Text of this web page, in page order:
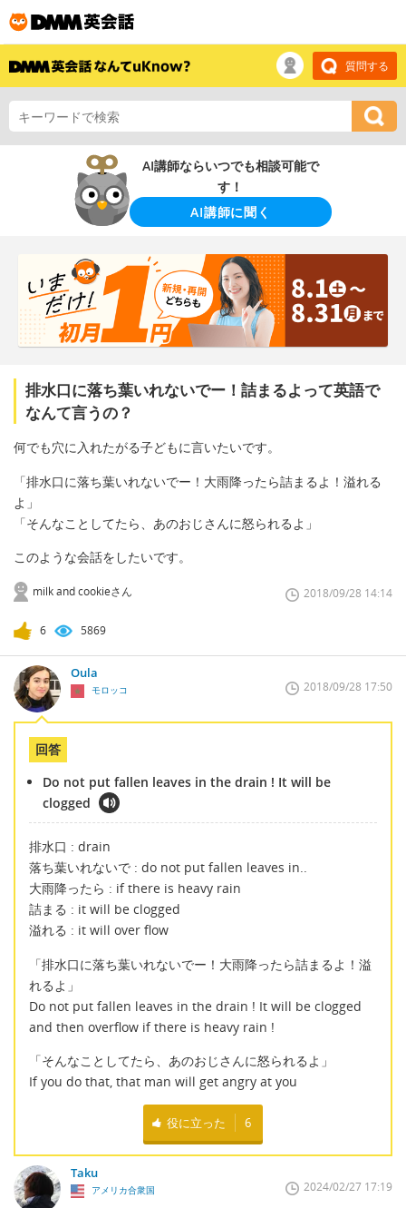
質問する
AI講師ならいつでも相談可能で
す！
AI講師に聞く
排水口に落ち葉いれないでー！詰まるよって英語で
なんて言うの？
何でも穴に入れたがる子どもに言いたいです。
「排水口に落ち葉いれないでー！大雨降ったら詰まるよ！溢れる
よ」
「そんなことしてたら、あのおじさんに怒られるよ」
このような会話をしたいです。
milk and cookieさん 2018/09/28 14:14
6 5869
Oula
モロッコ 2018/09/28 17:50
回答
Do not put fallen leaves in the drain ! It will be
clogged
排水口 : drain
落ち葉いれないで : do not put fallen leaves in..
大雨降ったら : if there is heavy rain
詰まる : it will be clogged
溢れる : it will over flow
「排水口に落ち葉いれないでー！大雨降ったら詰まるよ！溢
れるよ」
Do not put fallen leaves in the drain ! It will be clogged
and then overflow if there is heavy rain !
「そんなことしてたら、あのおじさんに怒られるよ」
If you do that, that man will get angry at you
役に立った 6
Taku
アメリカ合衆国 2024/02/27 17:19